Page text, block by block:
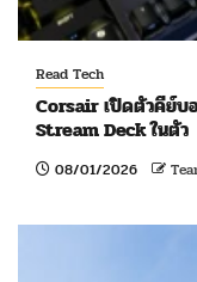
Read Tech
Corsair เปิดตัวคีย์บ
Stream Deck ในตัว
08/01/2026